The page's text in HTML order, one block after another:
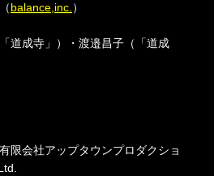
balance,inc.）
道成寺」）・渡邉昌子（「道成
会社アップタウンプロダクショ